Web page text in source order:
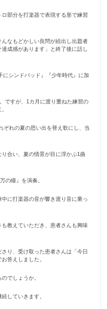
部分を打楽器で表現する形で練習
なもどかしい良問が続出し出題者
成感があります」と終了後に話し
シンドバッド』『少年時代』に加
ですが、1カ月に渡り重ねた練習の
ぞれの夏の思い出を替え歌にし、当
合い、夏の情景が目に浮かぶ1曲
の瞳』を演奏。
に打楽器の音が響き渡り音に乗っ
教えていただき、患者さんも興味
り、受け取った患者さんは「今日
答えしました。
でしょうか。
していきます。